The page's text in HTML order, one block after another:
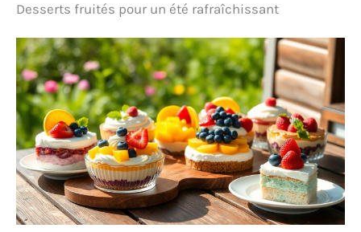
Desserts fruités pour un été rafraîchissant